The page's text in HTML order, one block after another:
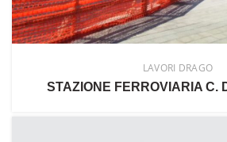
LAVORI DRAGO
STAZIONE FERROVIARIA C.